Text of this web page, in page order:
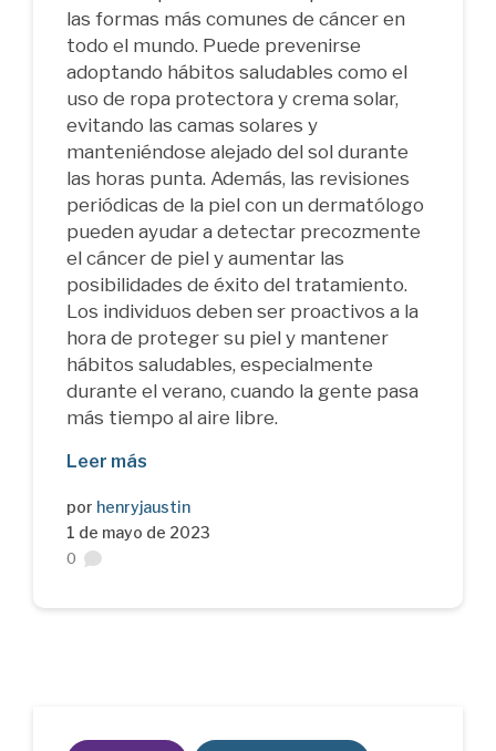
las formas más comunes de cáncer en
todo el mundo. Puede prevenirse
adoptando hábitos saludables como el
uso de ropa protectora y crema solar,
evitando las camas solares y
manteniéndose alejado del sol durante
las horas punta. Además, las revisiones
periódicas de la piel con un dermatólogo
pueden ayudar a detectar precozmente
el cáncer de piel y aumentar las
posibilidades de éxito del tratamiento.
Los individuos deben ser proactivos a la
hora de proteger su piel y mantener
hábitos saludables, especialmente
durante el verano, cuando la gente pasa
más tiempo al aire libre.
Leer más
por henryjaustin
1 de mayo de 2023
0